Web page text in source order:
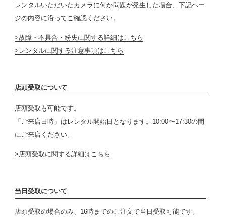
レンタルいただいたカメラに何か問題が発生した場合、下記ペー
ジの内容に沿ってご確認ください。
故障・不具合・紛失に関する詳細はこちら
レンタルに関する注意事項はこちら
店頭受取について
店頭受取も可能です。
「ご来店日時」はレンタル開始日となります。10:00〜17:30の間
にご来店ください。
店頭受取に関する詳細はこちら
当日受取について
店頭受取の場合のみ、16時までのご注文で当日受取可能です。